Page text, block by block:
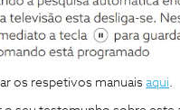
os respetivos manuais aqui.